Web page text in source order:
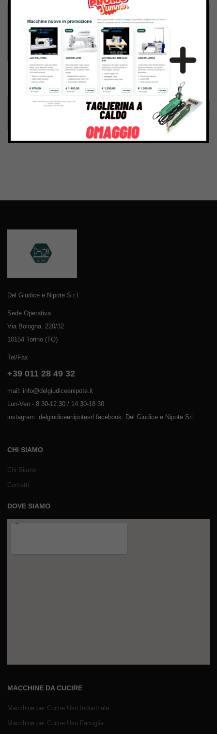
Inviando il messaggio confermo di aver letto e accettato
Termini e condizionidel sito web
Invia
Del Giudice e Nipote S.r.l.
Sede Operativa
Via Bologna, 220/32
10154 Torino (TO)
Tel/Fax
+39 011 28 49 32
mail: info@delgiudiceenipote.it
Lun-Ven - 8:30-12:30 / 14:30-18:30
instagram: delgiudiceenipotesrl facebook: Del Giudice e Nipote Srl
CHI SIAMO
Chi Siamo
Contatti
DOVE SIAMO
MACCHINE DA CUCIRE
Macchine per Cucire Uso Industriale
Macchine per Cucire Uso Famiglia